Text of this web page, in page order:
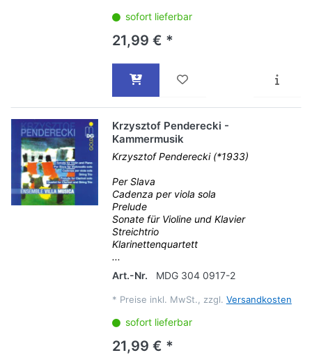
sofort lieferbar
21,99 € *
Krzysztof Penderecki -
Kammermusik
Krzysztof Penderecki (*1933)
Per Slava
Cadenza per viola sola
Prelude
Sonate für Violine und Klavier
Streichtrio
Klarinettenquartett
...
Art.-Nr.
MDG 304 0917-2
* Preise inkl. MwSt., zzgl. Versandkosten
sofort lieferbar
21,99 € *